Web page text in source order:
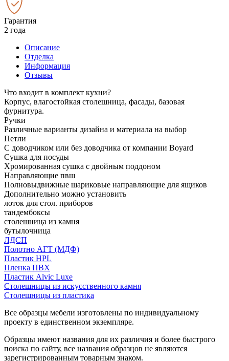
Гарантия
2 года
Описание
Отделка
Информация
Отзывы
Что входит в комплект кухни?
Корпус, влагостойкая столешница, фасады, базовая
фурнитура.
Ручки
Различные варианты дизайна и материала на выбор
Петли
С доводчиком или без доводчика от компании Boyard
Сушка для посуды
Хромированная сушка с двойным поддоном
Направляющие пвш
Полновыдвижные шариковые направляющие для ящиков
Дополнительно можно установить
лоток для стол. приборов
тандембоксы
столешница из камня
бутылочница
ЛДСП
Полотно АГТ (МДФ)
Пластик HPL
Пленка ПВХ
Пластик Alvic Luxe
Столешницы из искусственного камня
Столешницы из пластика
Все образцы мебели изготовлены по индивидуальному
проекту в единственном экземпляре.
Образцы имеют названия для их различия и более быстрого
поиска по сайту, все названия образцов не являются
зарегистрированным товарным знаком.